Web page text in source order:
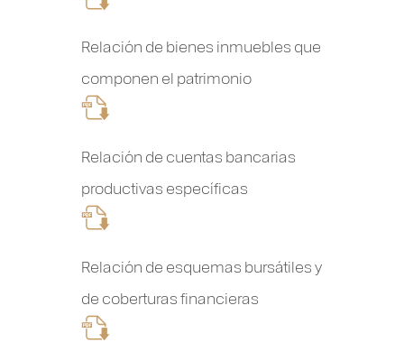
Relación de bienes inmuebles que
componen el patrimonio
Relación de cuentas bancarias
productivas específicas
Relación de esquemas bursátiles y
de coberturas financieras